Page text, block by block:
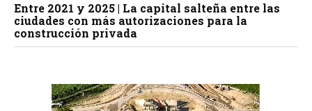
Entre 2021 y 2025 | La capital salteña entre las
ciudades con más autorizaciones para la
construcción privada